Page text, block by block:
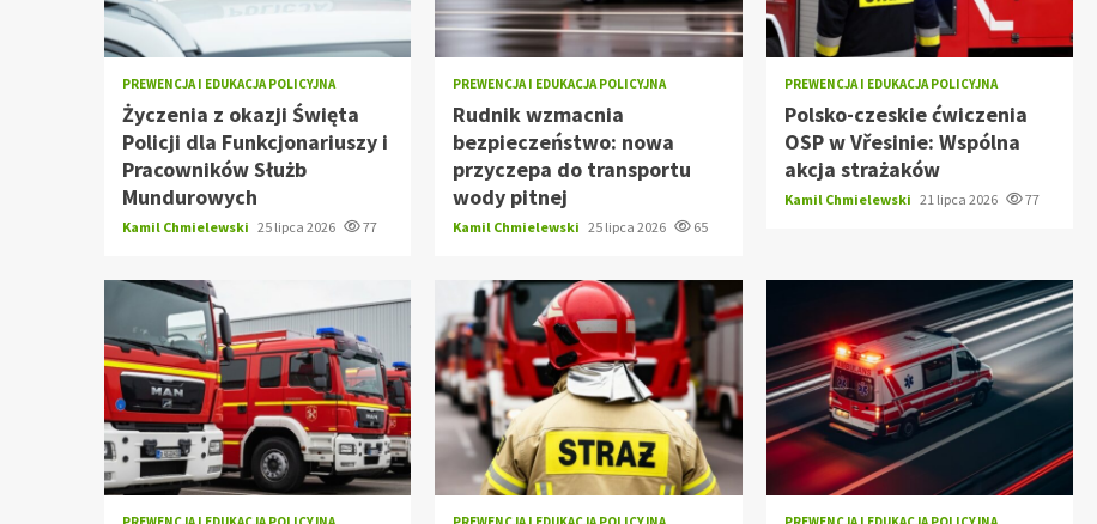
PREWENCJA I EDUKACJA POLICYJNA
Życzenia z okazji Święta
Policji dla Funkcjonariuszy i
Pracowników Służb
Mundurowych
Kamil Chmielewski 25 lipca 2026 77
PREWENCJA I EDUKACJA POLICYJNA
Rudnik wzmacnia
bezpieczeństwo: nowa
przyczepa do transportu
wody pitnej
Kamil Chmielewski 25 lipca 2026 65
PREWENCJA I EDUKACJA POLICYJNA
Polsko-czeskie ćwiczenia
OSP w Vřesinie: Wspólna
akcja strażaków
Kamil Chmielewski 21 lipca 2026 77